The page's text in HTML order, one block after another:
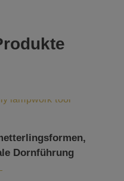
Dornführung